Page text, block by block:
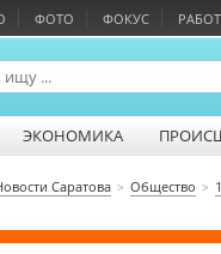
ФОТО ФОКУС
ЭКОНОМИКА
Саратова Общество